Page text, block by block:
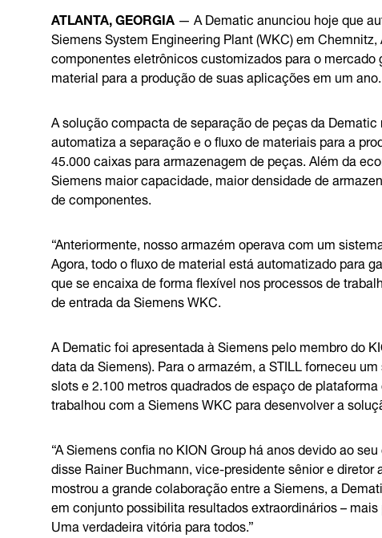
ATLANTA, GEORGIA— A Dematic anunciou hoje que
Siemens System Engineering Plant (WKC) em
componentes eletrônicos customizados para o
material para a produção de suas aplicações em um ano.
A solução compacta de separação de peças da
automatiza a separação e o fluxo de materiais para a
45.000 caixas para armazenagem de peças. Além da
Siemens maior capacidade, maior densidade de
de componentes.
“Anteriormente, nosso armazém operava com um
Agora, todo o fluxo de material está automatizado para
que se encaixa de forma flexível nos processos de
de entrada da Siemens WKC.
A Dematic foi apresentada à Siemens pelo membro do
data da Siemens). Para o armazém, a STILL forneceu
slots e 2.100 metros quadrados de espaço de
trabalhou com a Siemens WKC para desenvolver a
“A Siemens confia no KION Group há anos devido ao
disse Rainer Buchmann, vice-presidente sênior e
mostrou a grande colaboração entre a Siemens, a
em conjunto possibilita resultados extraordinários –
Uma verdadeira vitória para todos.”